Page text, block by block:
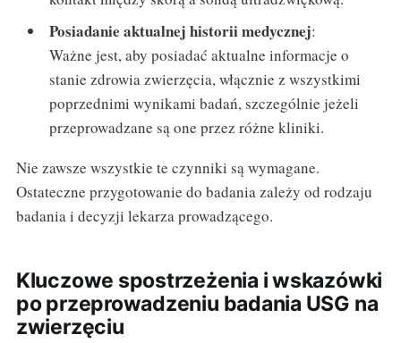
Posiadanie aktualnej historii medycznej:
Ważne jest, aby posiadać aktualne informacje o
stanie zdrowia zwierzęcia, włącznie z wszystkimi
poprzednimi wynikami badań, szczególnie jeżeli
przeprowadzane są one przez różne kliniki.
Nie zawsze wszystkie te czynniki są wymagane.
Ostateczne przygotowanie do badania zależy od rodzaju
badania i decyzji lekarza prowadzącego.
Kluczowe spostrzeżenia i wskazówki
po przeprowadzeniu badania USG na
zwierzęciu